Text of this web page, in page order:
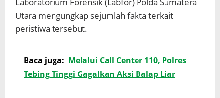
Laboratorium Forensik (Labfor) Polda Sumatera
Utara mengungkap sejumlah fakta terkait
peristiwa tersebut.
Baca juga: Melalui Call Center 110, Polres
Tebing Tinggi Gagalkan Aksi Balap Liar